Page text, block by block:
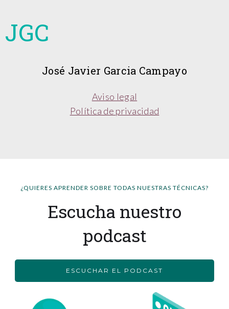
JGC
José Javier Garcia Campayo
Aviso legal
Política de privacidad
¿QUIERES APRENDER SOBRE TODAS NUESTRAS TÉCNICAS?
Escucha nuestro
podcast
ESCUCHAR EL PODCAST